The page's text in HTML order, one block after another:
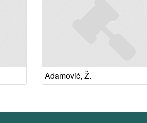
Adamović, Ž.